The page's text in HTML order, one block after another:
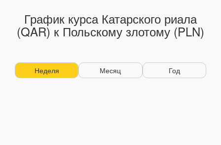
График курса Катарского риала
(QAR) к Польскому злотому (PLN)
Неделя Месяц Год